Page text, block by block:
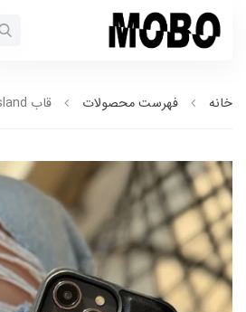
خانه فهرست محصولات قاب Stone Island چرمی (کدC1634)